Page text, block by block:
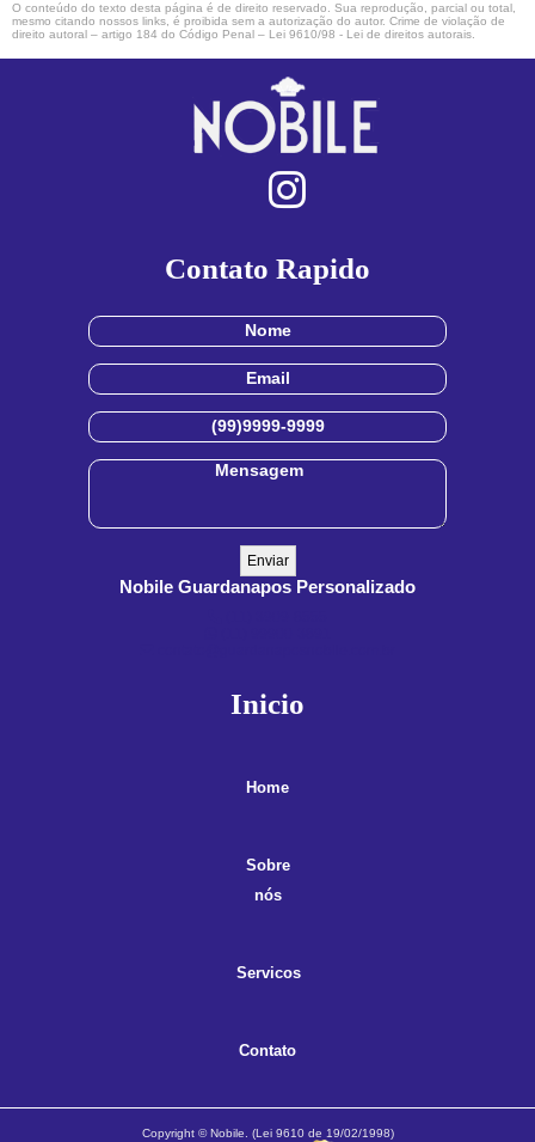
O conteúdo do texto desta página é de direito reservado. Sua reprodução, parcial ou total,
mesmo citando nossos links, é proibida sem a autorização do autor. Crime de violação de
direito autoral – artigo 184 do Código Penal – Lei 9610/98 - Lei de direitos autorais.
Contato Rapido
Nobile Guardanapos Personalizado
Inicio
Home
Sobre
nós
Servicos
Contato
Copyright © Nobile. (Lei 9610 de 19/02/1998)